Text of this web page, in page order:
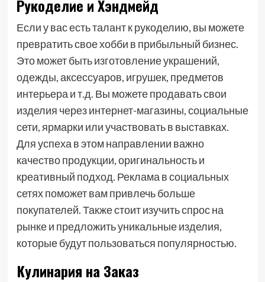
Рукоделие и Хэндмейд
Если у вас есть талант к рукоделию, вы можете
превратить свое хобби в прибыльный бизнес.
Это может быть изготовление украшений,
одежды, аксессуаров, игрушек, предметов
интерьера и т.д. Вы можете продавать свои
изделия через интернет-магазины, социальные
сети, ярмарки или участвовать в выставках.
Для успеха в этом направлении важно
качество продукции, оригинальность и
креативный подход. Реклама в социальных
сетях поможет вам привлечь больше
покупателей. Также стоит изучить спрос на
рынке и предложить уникальные изделия,
которые будут пользоваться популярностью.
Кулинария на Заказ